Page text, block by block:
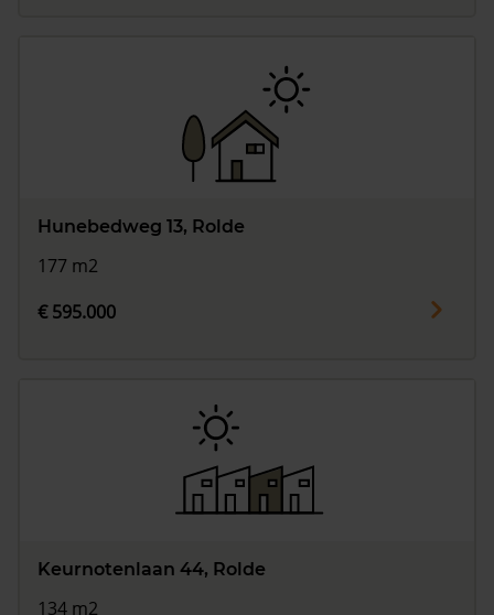
Hunebedweg 13, Rolde
177 m2
€ 595.000
Keurnotenlaan 44, Rolde
134 m2